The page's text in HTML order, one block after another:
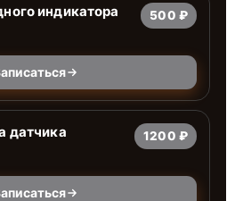
индикатора
500 ₽
датчика
1200 ₽